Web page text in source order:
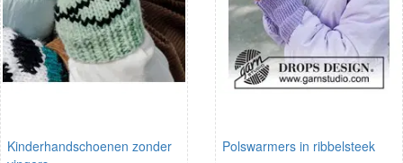
Kinderhandschoenen zonder
Polswarmers in ribbelsteek